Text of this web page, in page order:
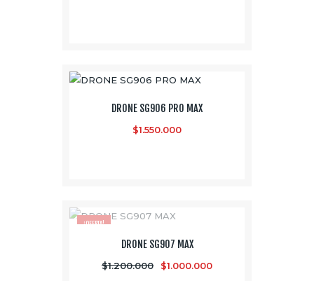
DRONE SG906 PRO MAX
$1.550.000
¡OFERTA!
DRONE SG907 MAX
$1.200.000 $1.000.000